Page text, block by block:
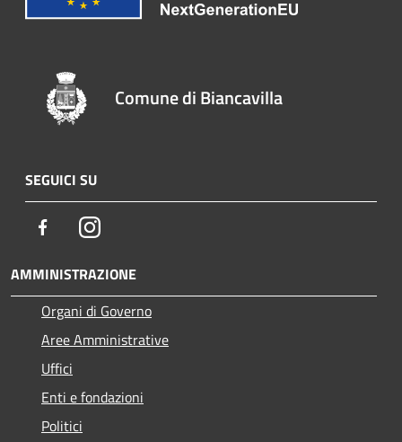
Comune di Biancavilla
SEGUICI SU
FacebookInstagram
AMMINISTRAZIONE
Organi di Governo
Aree Amministrative
Uffici
Enti e fondazioni
Politici